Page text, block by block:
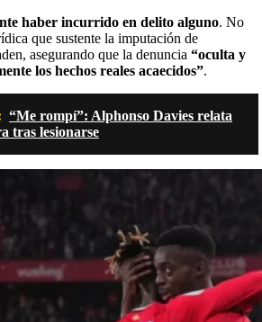
haber incurrido en delito alguno. No
que sustente la imputación de
asegurando que la denuncia “oculta y
los hechos reales acaecidos”.
“Me rompí”: Alphonso Davies relata
tras lesionarse